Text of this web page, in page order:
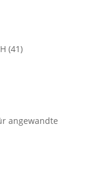
(41)
angewandte